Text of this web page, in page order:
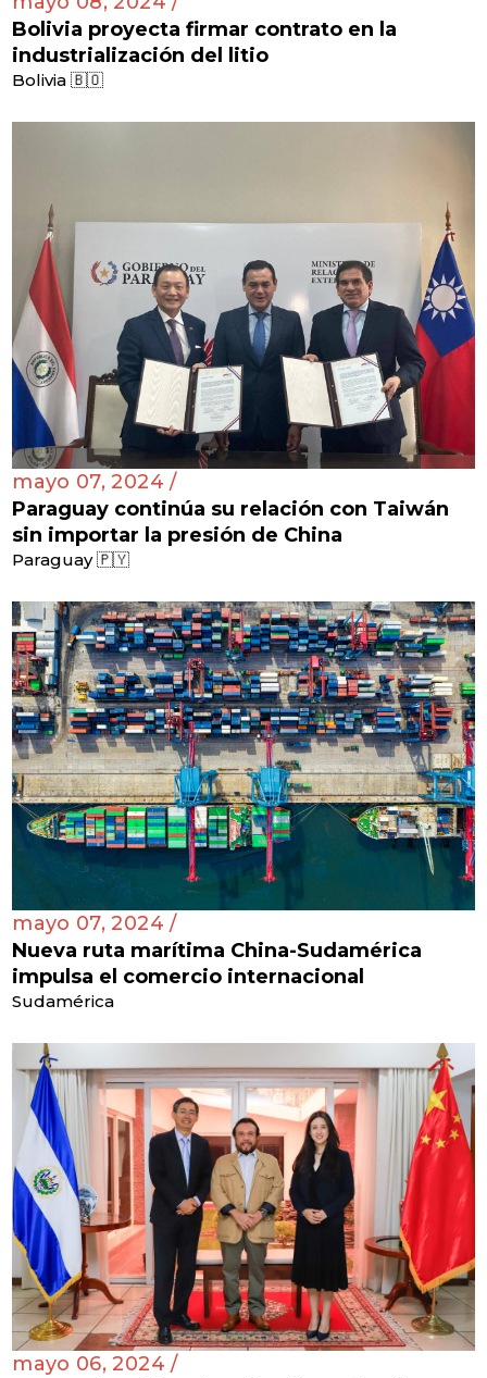
Bolivia proyecta firmar contrato en la
industrialización del litio
Bolivia 🇧🇴
mayo 07, 2024 /
Paraguay continúa su relación con Taiwán
sin importar la presión de China
Paraguay 🇵🇾
mayo 07, 2024 /
Nueva ruta marítima China-Sudamérica
impulsa el comercio internacional
Sudamérica
mayo 06, 2024 /